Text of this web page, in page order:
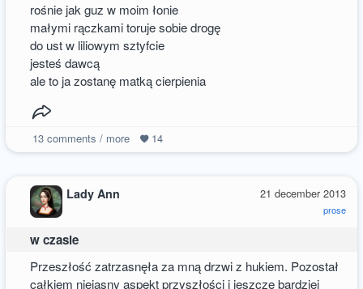
rośnie jak guz w moim łonie
małymi rączkami toruje sobie drogę
do ust w liliowym sztyfcie
jesteś dawcą
ale to ja zostanę matką cierpienia
13comments / more 14
21 december 2013
prose
Lady Ann
w czasie
Przeszłość zatrzasnęła za mną drzwi z hukiem. Pozostał
całkiem niejasny aspekt przyszłości i jeszcze bardziej